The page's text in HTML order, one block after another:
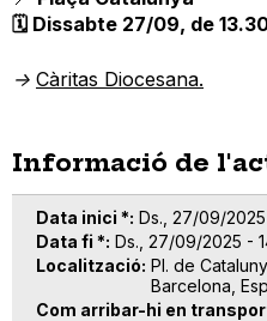
🗓️ Dissabte 27/09, de
-> Càritas Diocesana.
Informació de
Data inici * Ds., 27/09/2025
Data fi * Ds., 27/09/2025 -
Localització Pl. de
Barcelona,
Com arribar-hi en